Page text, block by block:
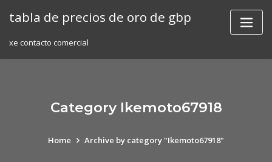
tabla de precios de oro de gbp
xe contacto comercial
Category Ikemoto67918
Home Archive by category "Ikemoto67918"